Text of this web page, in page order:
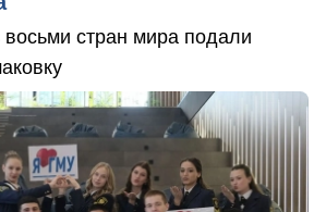
стран мира подали